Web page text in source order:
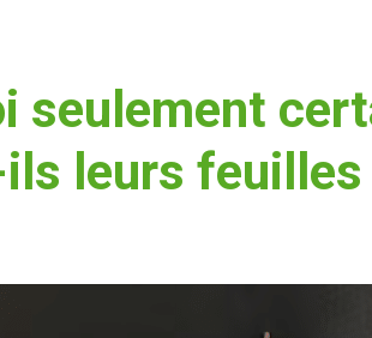
seulement
leurs feuilles